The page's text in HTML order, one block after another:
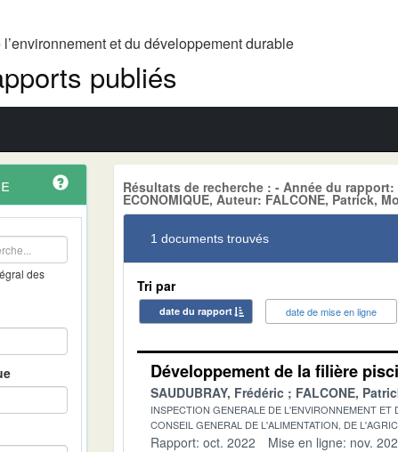
et du développement durable
publiés
des
Résultats de recherche : - Année du
ECONOMIQUE, Auteur: FALCONE, Patrick,
1 documents trouvés
Tri par
date du rapport date de mise en ligne
Développement de la filière
SAUDUBRAY, Frédéric FALCONE,
INSPECTION GENERALE DE L'ENVIRONNEMENT
CONSEIL GENERAL DE L'ALIMENTATION, DE
Rapport: oct. 2022 Mise en ligne: nov.